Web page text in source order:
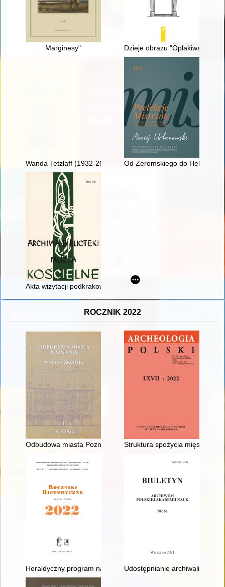
Marginesy" Dzieje obrazu "Opłakiwanie" z
Wanda Tetzlaff (1932-2021) Od Żeromskiego do Helaka :
Akta wizytacji podkrakowskiej parafii Zielonki z XVI-XVII
ROCZNIK 2022
Odbudowa miasta Poznania : wybór źródeł. 1,
Struktura spożycia mięsa w
Heraldyczny program na relikwiarzowym gotyckim krzyżu
Udostępnianie archiwaliów